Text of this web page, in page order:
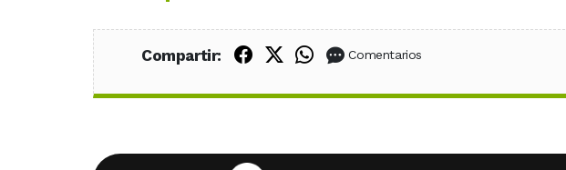
Compartir: Compartir en Facebook
Compartir en X (Twitter)
Compartir en WhatsApp
Comentarios